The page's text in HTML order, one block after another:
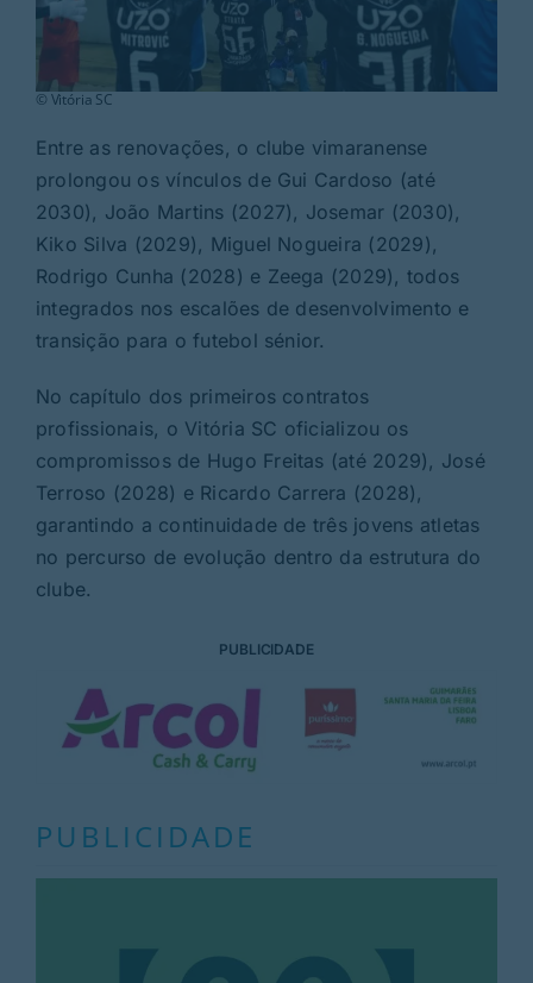
© Vitória SC
Entre as renovações, o clube vimaranense
prolongou os vínculos de Gui Cardoso (até
2030), João Martins (2027), Josemar (2030),
Kiko Silva (2029), Miguel Nogueira (2029),
Rodrigo Cunha (2028) e Zeega (2029), todos
integrados nos escalões de desenvolvimento e
transição para o futebol sénior.
No capítulo dos primeiros contratos
profissionais, o Vitória SC oficializou os
compromissos de Hugo Freitas (até 2029), José
Terroso (2028) e Ricardo Carrera (2028),
garantindo a continuidade de três jovens atletas
no percurso de evolução dentro da estrutura do
clube.
PUBLICIDADE
PUBLICIDADE